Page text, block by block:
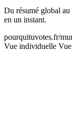
Du résumé global au
en un instant.
pourquituvotes.fr/
Vue individuelle